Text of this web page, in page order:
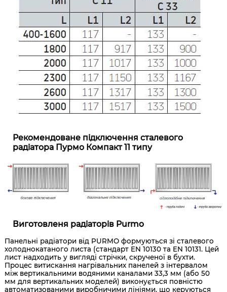
Рекомендоване підключення сталевого
радіатора Пурмо Компакт 11 типу
Виготовленя радіаторів Purmo
Панельні радіатори від PURMO формуються зі сталевого
холоднокатаного листа (стандарт EN 10130 та EN 10131. Цей
лист надходить у вигляді стрічки, скрученої в бухти.
Процес витискання нагрівальних панелей з інтервалом
між вертикальними водяними каналами 33,3 мм (або 50
мм для вертикальних моделей) виконується повністю
автоматизованими виробничими лініями, що керуються